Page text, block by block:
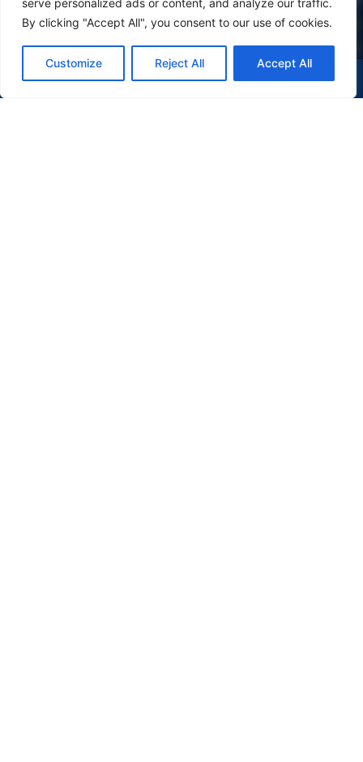
serve personalized ads or content, and analyze our traffic.
By clicking "Accept All", you consent to our use of cookies.
Customize Reject All Accept All
(47) 9 9977-7630